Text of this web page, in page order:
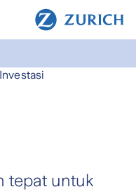
tepat untuk